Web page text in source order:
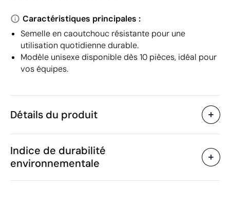
Caractéristiques principales :
Semelle en caoutchouc résistante pour une
utilisation quotidienne durable.
Modèle unisexe disponible dès 10 pièces, idéal pour
vos équipes.
Détails du produit
Caractéristiques
Code du produit
Quantité minimum
Poids
630 g
Indice de durabilité
environnementale